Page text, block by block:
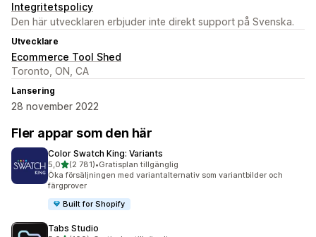
Integritetspolicy
Den här utvecklaren erbjuder inte direkt support på Svenska.
Utvecklare
Ecommerce Tool Shed
Toronto, ON, CA
Lansering
28 november 2022
Fler appar som den här
Color Swatch King: Variants
5,0av 5 stjärnor
(2 781)
2781 recensioner totalt
•Gratisplan tillgänglig
Öka försäljningen med variantalternativ som variantbilder och
färgprover
Built for Shopify
Tabs Studio